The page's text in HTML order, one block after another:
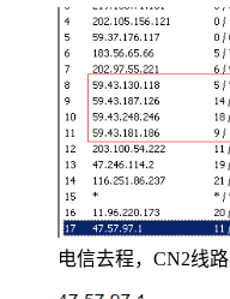
电信去程，CN2线路